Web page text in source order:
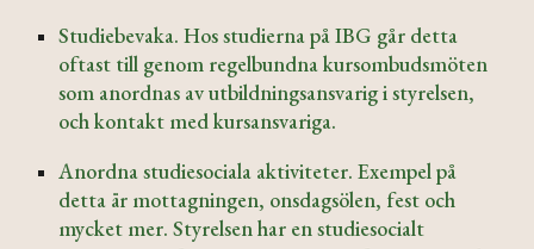
Studiebevaka. Hos studierna på IBG går detta
oftast till genom regelbundna kursombudsmöten
som anordnas av utbildningsansvarig i styrelsen,
och kontakt med kursansvariga.
Anordna studiesociala aktiviteter. Exempel på
detta är mottagningen, onsdagsölen, fest och
mycket mer. Styrelsen har en studiesocialt